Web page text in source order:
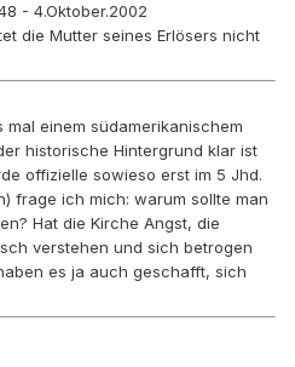
- 4.Oktober.2002
die Mutter seines Erlösers nicht
mal einem südamerikanischem
historische Hintergrund klar ist
offizielle sowieso erst im 5 Jhd.
frage ich mich: warum sollte man
Hat die Kirche Angst, die
verstehen und sich betrogen
es ja auch geschafft, sich